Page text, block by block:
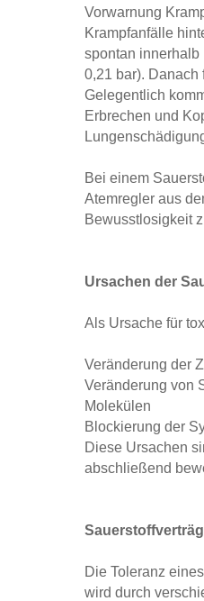
Vorwarnung
Krampfanfälle
spontan innerhalb
0,21 bar).
Gelegentlich
Erbrechen und
Bei einem
Atemregler aus
Bewusstlosigkeit
Ursachen der
Als Ursache für
Veränderung der
Veränderung von
Molekülen
Blockierung der
Diese Ursachen
abschließend
Die Toleranz
wird durch